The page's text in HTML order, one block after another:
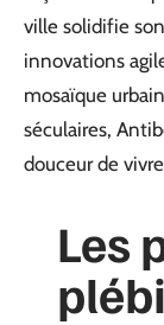
ville solidifie
innovations
mosaïque
séculaires,
douceur de
Les